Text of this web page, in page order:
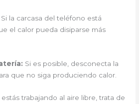
Si la carcasa del teléfono está
el calor pueda disiparse más
Si es posible, desconecta la
que no siga produciendo calor.
estás trabajando al aire libre, trata de